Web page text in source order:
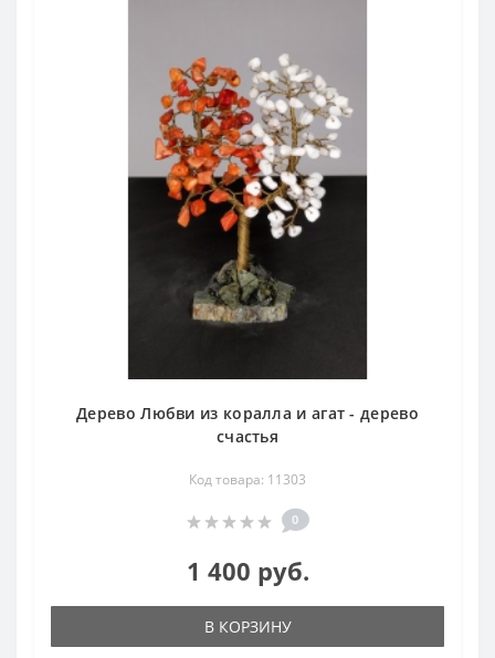
Дерево Любви из коралла и агат - дерево
счастья
Код товара: 11303
0
1 400 руб.
В КОРЗИНУ